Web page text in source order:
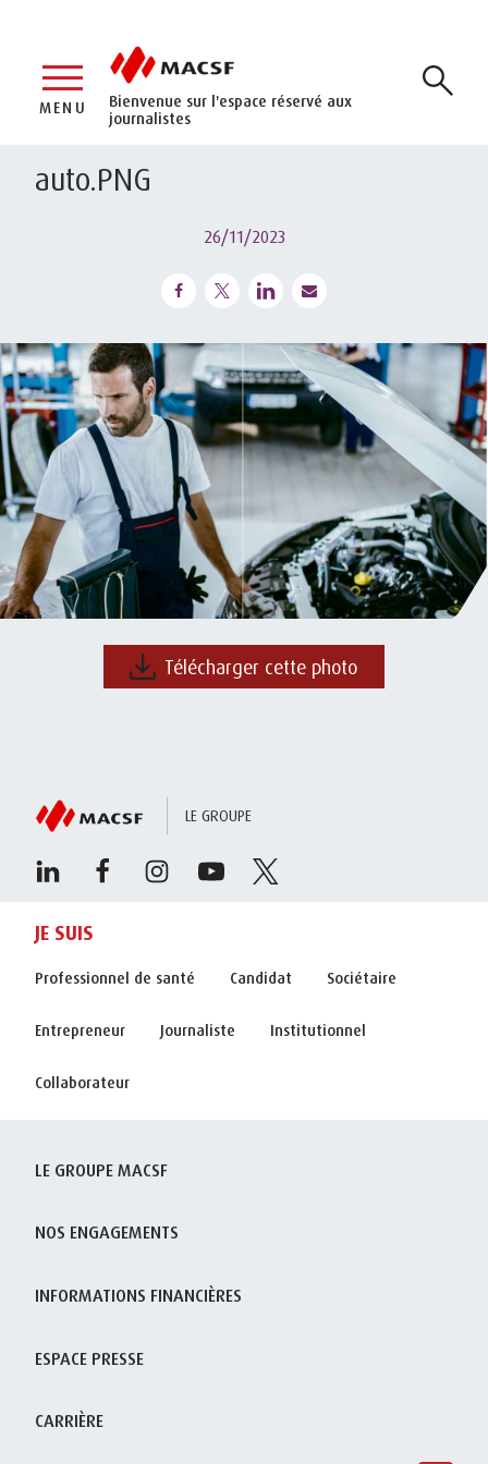
Bienvenue sur l'espace réservé aux
journalistes
MENU
auto.PNG
26/11/2023
Télécharger cette photo
LE GROUPE
JE SUIS
Professionnel de santé Candidat Sociétaire
Entrepreneur Journaliste Institutionnel
Collaborateur
LE GROUPE MACSF
NOS ENGAGEMENTS
INFORMATIONS FINANCIÈRES
ESPACE PRESSE
CARRIÈRE